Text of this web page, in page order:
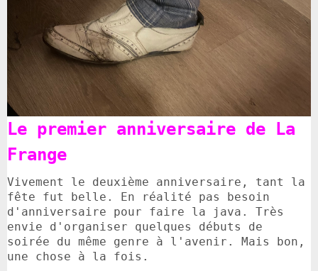
Le premier anniversaire de La
Frange
Vivement le deuxième anniversaire, tant la
fête fut belle. En réalité pas besoin
d'anniversaire pour faire la java. Très
envie d'organiser quelques débuts de
soirée du même genre à l'avenir. Mais bon,
une chose à la fois.